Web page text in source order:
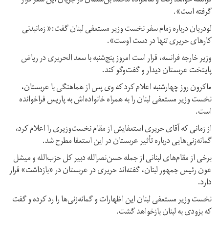
گرفته است».
لودریان درباره زمام سفر نخست وزیر مستعفی لبنان گفت:« زمانبدنی
کارهای حریری تنها در دست اوست».
وزیر خارجه فرانسه، قرار است امروز پنج‌شنبه با سعد الحریری در ریاض
پایتخت عربستان دیدار و گفت‌وگو کند.
ماکرون روز چهارشنبه اعلام کرد که وی پس از هماهنگی با عربستان،
نخست وزیر مستعفی لبنان را به همراه خانواده‌اش به پاریس فراخوانده
است.
از زمانی که آقای حریری استعفایش از مقام نخست‌وزیری را اعلام کرد،
گمانه‌زنی‌هایی درباره تأثیر عربستان در این استعفا مطرح شد.
برخی از مقام‌های لبنانی از جمله حسن‌نصرالله دبیر کل حزب‌الله و میشل
عون رئیس جمهور لبنان، گفته‌اند حریری در عربستان در «بازداشت» قرار
دارد.
نخست وزیر مستعفی لبنان این اظهارات و گمانه‌زنی‌ها را رد کرده و گفت
که بزودی به لبنان بازخواهد گشت.